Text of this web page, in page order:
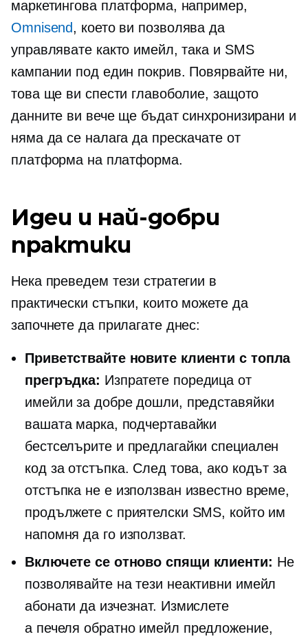
маркетингова платформа, например,
Omnisend, което ви позволява да
управлявате както имейл, така и SMS
кампании под един покрив. Повярвайте ни,
това ще ви спести главоболие, защото
данните ви вече ще бъдат синхронизирани и
няма да се налага да прескачате от
платформа на платформа.
Идеи и най-добри
практики
Нека преведем тези стратегии в
практически стъпки, които можете да
започнете да прилагате днес:
Приветствайте новите клиенти с топла
прегръдка: Изпратете поредица от
имейли за добре дошли, представяйки
вашата марка, подчертавайки
бестселърите и предлагайки специален
код за отстъпка. След това, ако кодът за
отстъпка не е използван известно време,
продължете с приятелски SMS, който им
напомня да го използват.
Включете се отново спящи клиенти: Не
позволявайте на тези неактивни имейл
абонати да изчезнат. Измислете
а печеля обратноимейл предложение,